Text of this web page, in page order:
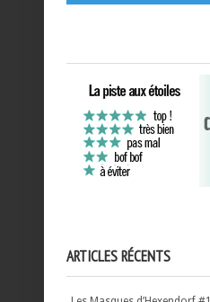
ARTICLES RÉCENTS